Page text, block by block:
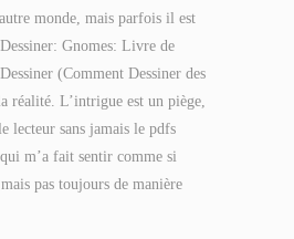
monde, mais parfois il est
Gnomes: Livre de
(Comment Dessiner des
réalité. L’intrigue est un piège,
lecteur sans jamais le pdfs
m’a fait sentir comme si
pas toujours de manière